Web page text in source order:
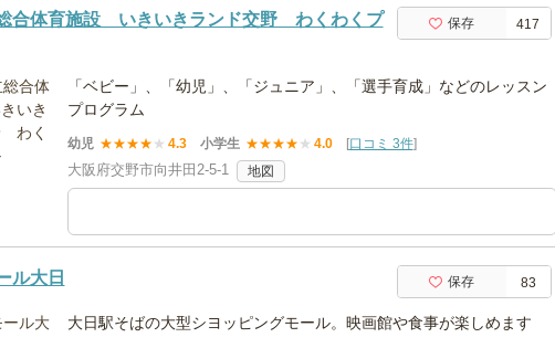
合体育施設 いきいきランド交野 わくわくプ
保存 417
「ベビー」、「幼児」、「ジュニア」、「選手育成」などのレッスン
プログラム
幼児 ★★★★ ★ 4.3 小学生 ★★★★ ★ 4.0 [口コミ 3件]
大阪府交野市向井田2-5-1 地図
ル大日 保存 83
大日駅そばの大型シヨッピングモール。映画館や食事が楽しめます